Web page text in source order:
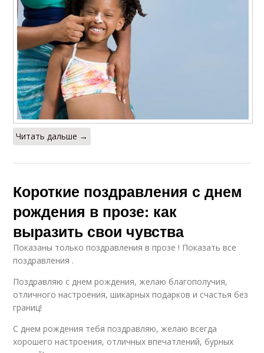
Читать дальше →
Короткие поздравления с днем
рождения в прозе: как
выразить свои чувства
Показаны только поздравления в прозе ! Показать все
поздравления .
Поздравляю с днем рождения, желаю благополучия,
отличного настроения, шикарных подарков и счастья без
границ!
С днем рождения тебя поздравляю, желаю всегда
хорошего настроения, отличных впечатлений, бурных